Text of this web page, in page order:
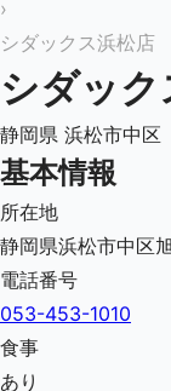
›
シダックス浜松店
シダッ
静岡県 浜松市中区
基本情報
所在地
静岡県浜松市中区
電話番号
053-453-1010
食事
あり